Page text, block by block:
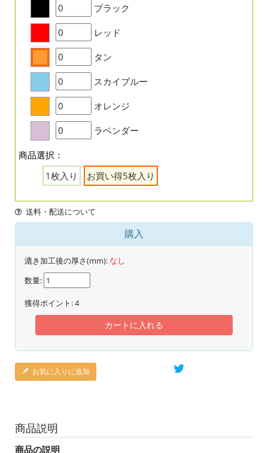
ブラック
レッド
タン
スカイブルー
オレンジ
ラベンダー
商品選択：
1枚入り
お買い得5枚入り
送料・配送について
購入
漉き加工後の厚さ(mm):なし
数量:
獲得ポイント:4
カートに入れる
お気に入りに追加
商品説明
商品の説明